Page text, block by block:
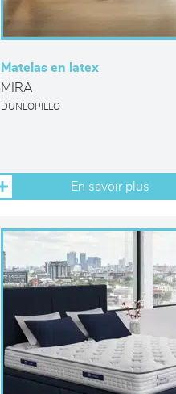
Matelas en latex
MIRA
DUNLOPILLO
En savoir plus